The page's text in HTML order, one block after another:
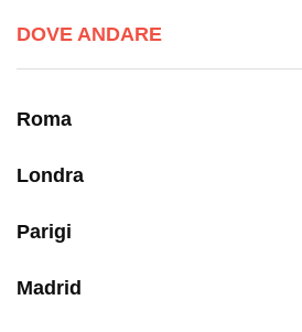
DOVE ANDARE
Roma
Londra
Parigi
Madrid